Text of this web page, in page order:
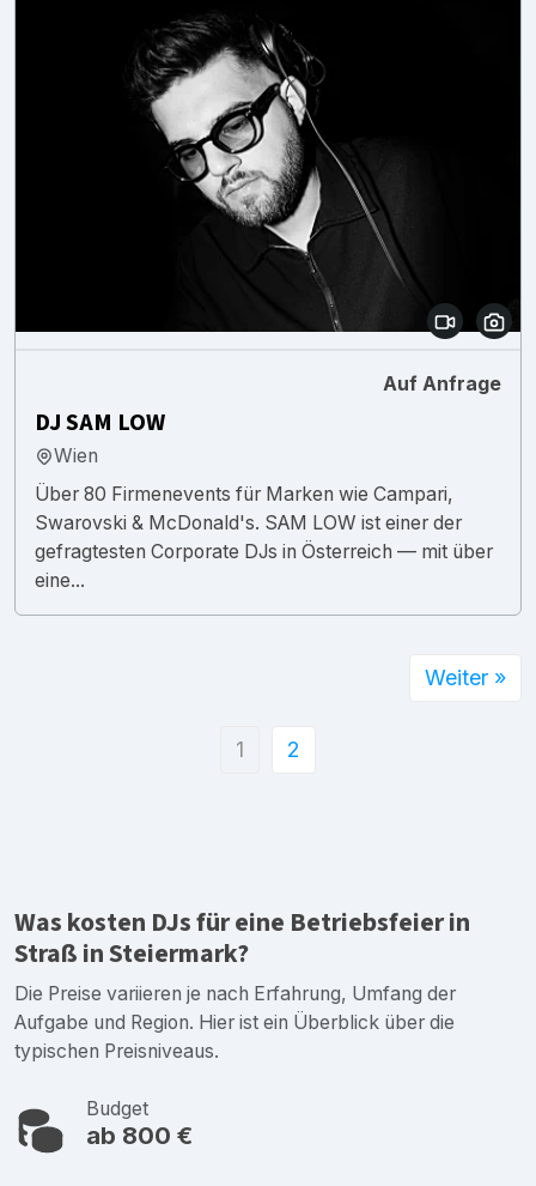
Auf Anfrage
DJ SAM LOW
Wien
Über 80 Firmenevents für Marken wie Campari,
Swarovski & McDonald's. SAM LOW ist einer der
gefragtesten Corporate DJs in Österreich — mit über
eine...
1 2
Weiter »
Was kosten DJs für eine Betriebsfeier in
Straß in Steiermark?
Die Preise variieren je nach Erfahrung, Umfang der
Aufgabe und Region. Hier ist ein Überblick über die
typischen Preisniveaus.
Budget
ab 800 €